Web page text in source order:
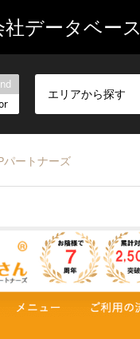
データベース
エリアから探す
パートナーズ